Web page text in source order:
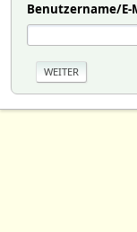
Benutzername/E-